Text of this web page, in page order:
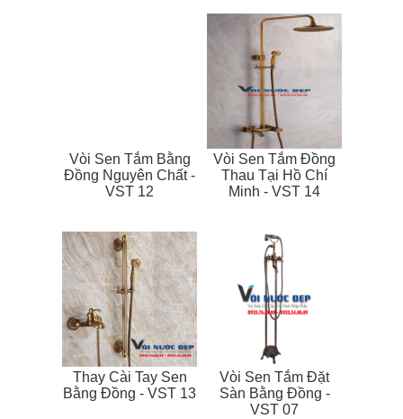
Vòi Sen Tắm Bằng
Đồng Nguyên Chất -
VST 12
Vòi Sen Tắm Đồng
Thau Tại Hồ Chí
Minh - VST 14
Thay Cài Tay Sen
Bằng Đồng - VST 13
Vòi Sen Tắm Đặt
Sàn Bằng Đồng -
VST 07